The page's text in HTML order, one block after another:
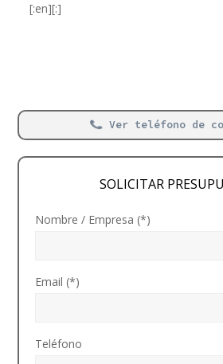
[:en][:]
Ver teléfono de
SOLICITAR
Nombre / Empresa (*)
Email (*)
Teléfono